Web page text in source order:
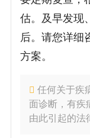
估。及早发现
后。请您详细
方案。
任何关于疾
面诊断，有疾
由此引起的法